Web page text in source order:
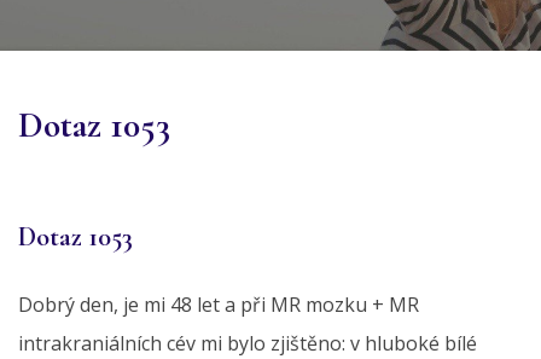
Dotaz 1053
Dotaz 1053
Dobrý den, je mi 48 let a při MR mozku + MR
intrakraniálních cév mi bylo zjištěno: v hluboké bílé